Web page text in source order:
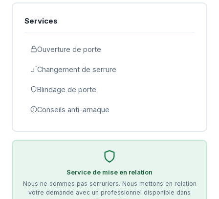
Services
Ouverture de porte
Changement de serrure
Blindage de porte
Conseils anti-arnaque
Service de mise en relation
Nous ne sommes pas serruriers. Nous mettons en relation
votre demande avec un professionnel disponible dans